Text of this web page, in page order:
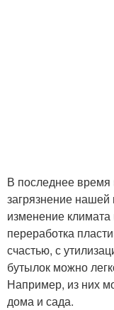
В последнее время
загрязнение
изменение климата
переработка
счастью, с
бутылок можно
Например, из них
дома и сада.